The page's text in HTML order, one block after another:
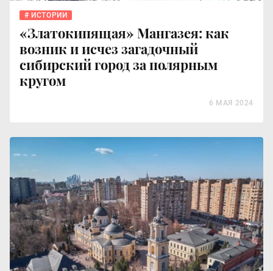
ИСТОРИИ
«Златокипящая» Мангазея: как
возник и исчез загадочный
сибирский город за полярным
кругом
6 МАЯ 2024